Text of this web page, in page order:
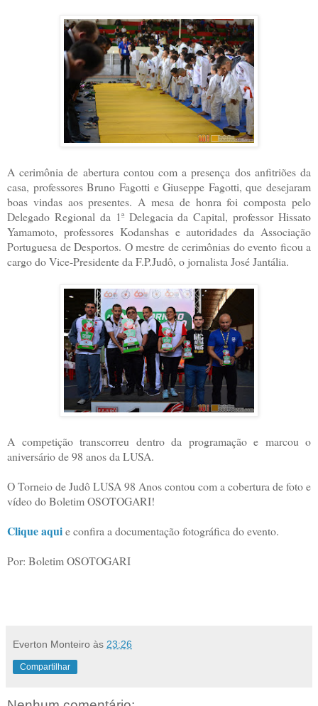
A cerimônia de abertura contou com a presença dos anfitriões da
casa, professores Bruno Fagotti e Giuseppe Fagotti, que desejaram
boas vindas aos presentes. A mesa de honra foi composta pelo
Delegado Regional da 1ª Delegacia da Capital, professor Hissato
Yamamoto, professores Kodanshas e autoridades da Associação
Portuguesa de Desportos. O mestre de cerimônias do evento ficou a
cargo do Vice-Presidente da F.P.Judô, o jornalista José Jantália.
A competição transcorreu dentro da programação e marcou o
aniversário de 98 anos da LUSA.
O Torneio de Judô LUSA 98 Anos contou com a cobertura de foto e
vídeo do Boletim OSOTOGARI!
Clique aquie confira a documentação fotográfica do evento.
Por: Boletim OSOTOGARI
Everton Monteiro às 23:26
Compartilhar